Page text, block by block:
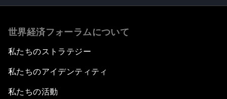
世界経済フォーラムについて
私たちのストラテジー
私たちのアイデンティティ
私たちの活動